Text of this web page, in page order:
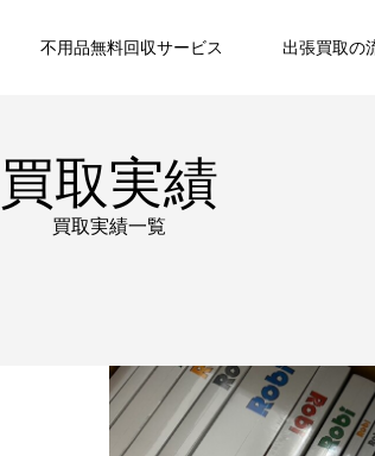
不用品無料回収サービス 出張買取の
買取実績
買取実績一覧